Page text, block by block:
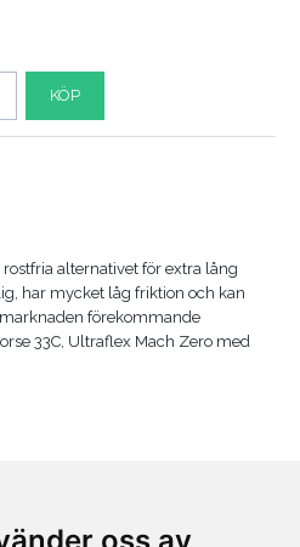
KÖP
alternativet för extra lång
har mycket låg friktion och kan
förekommande
33C, Ultraflex Mach Zero med